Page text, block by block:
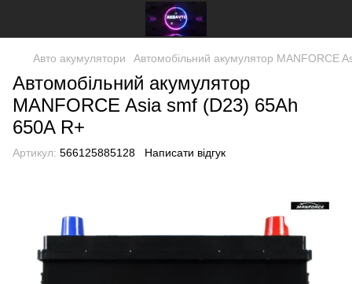
Авто акумулятори Автомобільний акумулятор MANFORСE
Автомобільний акумулятор
MANFORСE Asia smf (D23) 65Ah
650A R+
Артикул: 566125885128 Написати відгук